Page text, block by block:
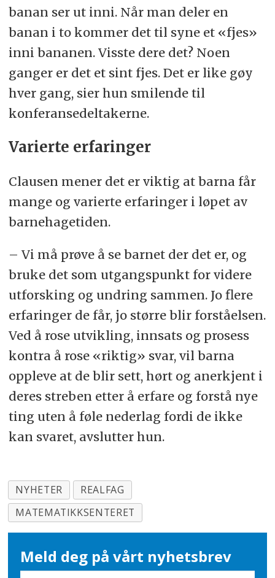
banan ser ut inni. Når man deler en
banan i to kommer det til syne et «fjes»
inni bananen. Visste dere det? Noen
ganger er det et sint fjes. Det er like gøy
hver gang, sier hun smilende til
konferansedeltakerne.
Varierte erfaringer
Clausen mener det er viktig at barna får
mange og varierte erfaringer i løpet av
barnehagetiden.
– Vi må prøve å se barnet der det er, og
bruke det som utgangspunkt for videre
utforsking og undring sammen. Jo flere
erfaringer de får, jo større blir forståelsen.
Ved å rose utvikling, innsats og prosess
kontra å rose «riktig» svar, vil barna
oppleve at de blir sett, hørt og anerkjent i
deres streben etter å erfare og forstå nye
ting uten å føle nederlag fordi de ikke
kan svaret, avslutter hun.
NYHETER
REALFAG
MATEMATIKKSENTERET
Meld deg på vårt nyhetsbrev